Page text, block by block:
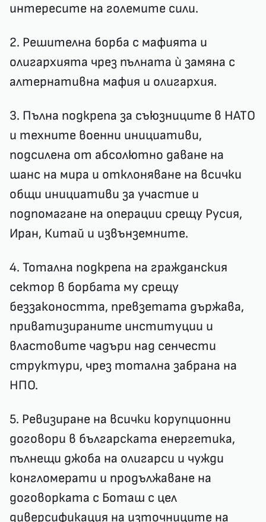
интересите на големите сили.
2. Решителна борба с мафията и
олигархията чрез пълната ѝ замяна с
алтернативна мафия и олигархия.
3. Пълна подкрепа за съюзниците в НАТО
и техните военни инициативи,
подсилена от абсолютно даване на
шанс на мира и отклоняване на всички
общи инициативи за участие и
подпомагане на операции срещу Русия,
Иран, Китай и извънземните.
4. Тотална подкрепа на гражданския
сектор в борбата му срещу
беззакоността, превзетата държава,
приватизираните институции и
властовите чадъри над сенчести
структури, чрез тотална забрана на
НПО.
5. Ревизиране на всички корупционни
договори в българската енергетика,
пълнещи джоба на олигарси и чужди
конгломерати и продължаване на
договорката с Боташ с цел
диверсификация на източниците на